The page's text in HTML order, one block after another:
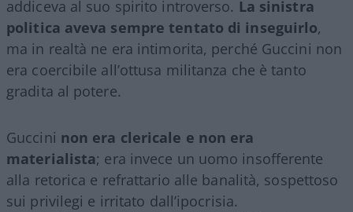
addiceva al suo spirito introverso. La sinistra
politica aveva sempre tentato di inseguirlo,
ma in realtà ne era intimorita, perché Guccini non
era coercibile all’ottusa militanza che è tanto
gradita al potere.
Guccini non era clericale e non era
materialista; era invece un uomo insofferente
alla retorica e refrattario alle banalità, sospettoso
sui privilegi e irritato dall’ipocrisia.